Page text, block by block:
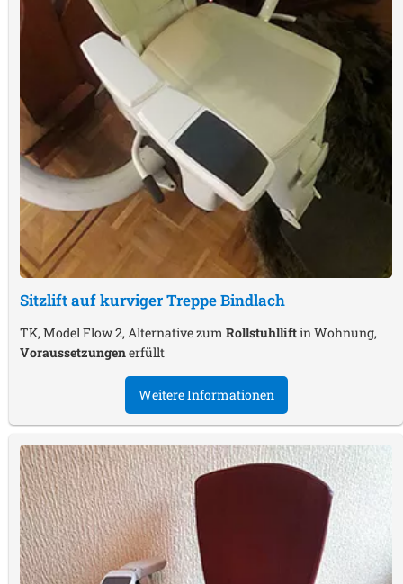
Sitzlift auf kurviger TreppeBindlach
TK, Model Flow 2, Alternative zum Rollstuhlliftin Wohnung,
Voraussetzungenerfüllt
Weitere Informationen